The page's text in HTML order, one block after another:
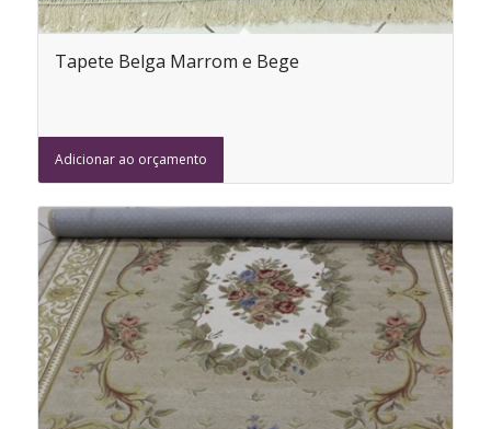
Tapete Belga Marrom e Bege
Adicionar ao orçamento